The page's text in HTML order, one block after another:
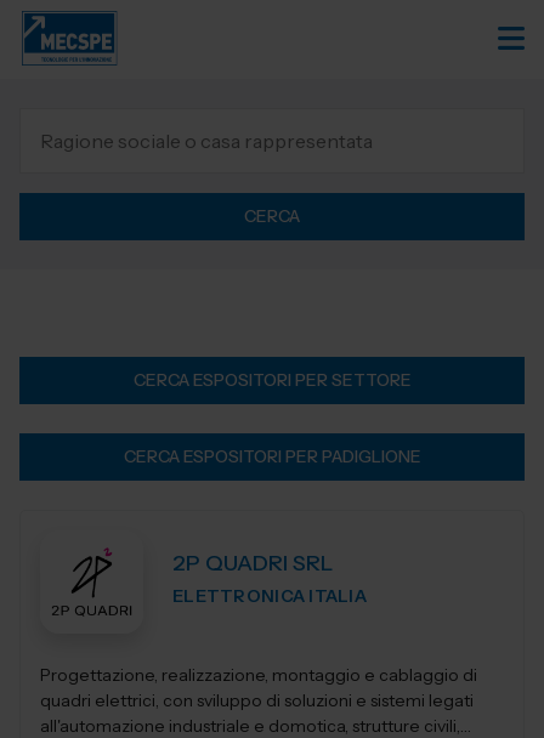
CERCA
CERCA ESPOSITORI PER SETTORE
CERCA ESPOSITORI PER PADIGLIONE
2P QUADRI SRL
ELETTRONICA ITALIA
Progettazione, realizzazione, montaggio e cablaggio di
quadri elettrici, con sviluppo di soluzioni e sistemi legati
all'automazione industriale e domotica, strutture civili,